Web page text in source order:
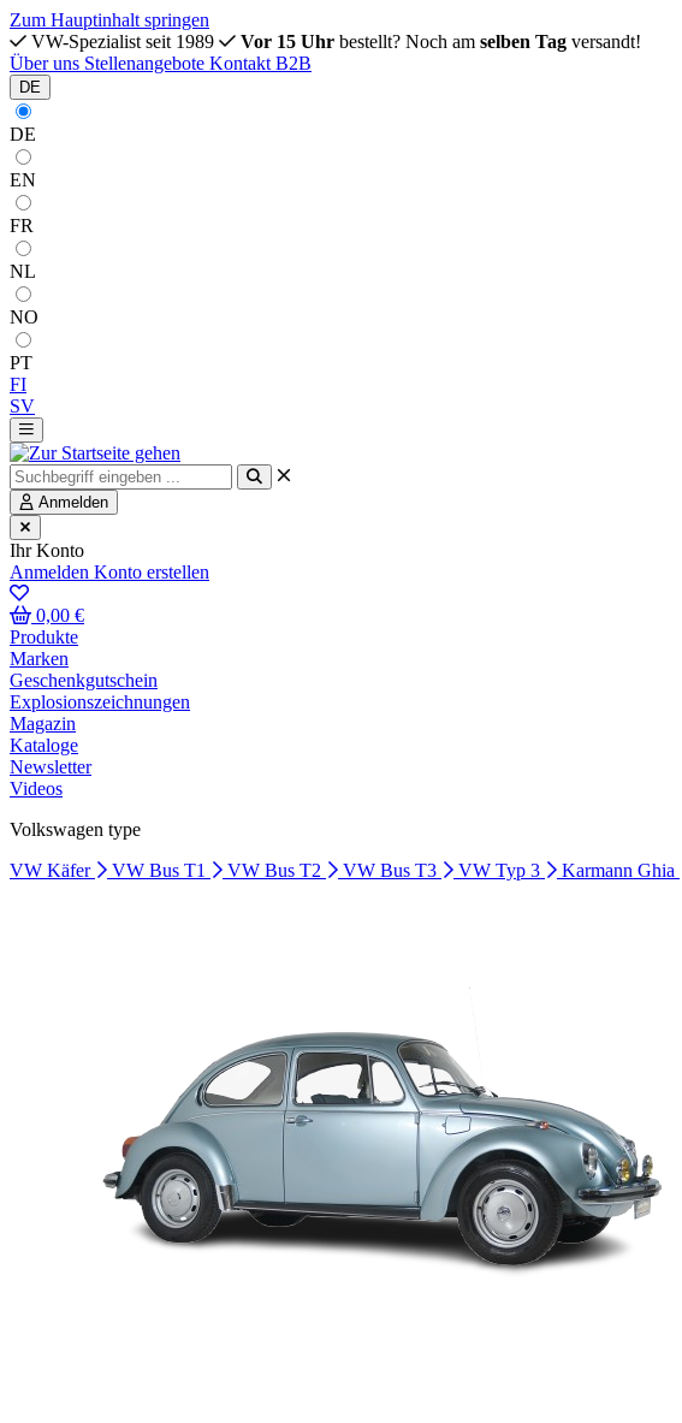
Zum Hauptinhalt springen
VW-Spezialist seit 1989
Vor 15 Uhr bestellt? Noch am selben Tag versandt!
Über uns Stellenangebote Kontakt B2B
DE
DE
EN
FR
NL
NO
PT
FI
SV
Anmelden
Ihr Konto
Anmelden Konto erstellen
0,00 €
Produkte
Marken
Geschenkgutschein
Explosionszeichnungen
Magazin
Kataloge
Newsletter
Videos
Volkswagen type
VW Käfer
VW Bus T1 VW Bus T2 VW Bus T3 VW Typ 3 Karmann Ghia